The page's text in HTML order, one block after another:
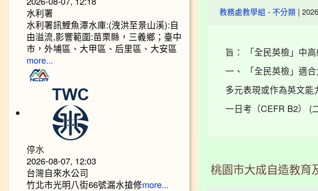
教務處教學組 - 不分類 |
旨： 「全民英檢」中
一、 「全民英檢」適
多元表現或作為英文
一日考（CEFR B2） (
桃園市大成自造教育
水利署
水利署訊鯉魚潭水庫:(洩洪至景山溪):自
由溢流,影響範圍:苗栗縣，三義鄉；臺中
市，外埔區、大甲區、后里區、大安區
more...
停水
2026-08-07, 12:03
台灣自來水公司
竹北市光明八街66號漏水搶修more...